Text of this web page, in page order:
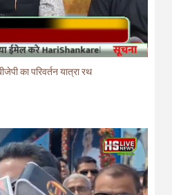
का परिवर्तन यात्रा रथ